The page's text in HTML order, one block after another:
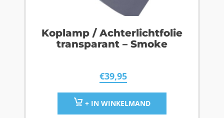
Koplamp / Achterlichtfolie
transparant – Smoke
€39,95
+ IN WINKELMAND